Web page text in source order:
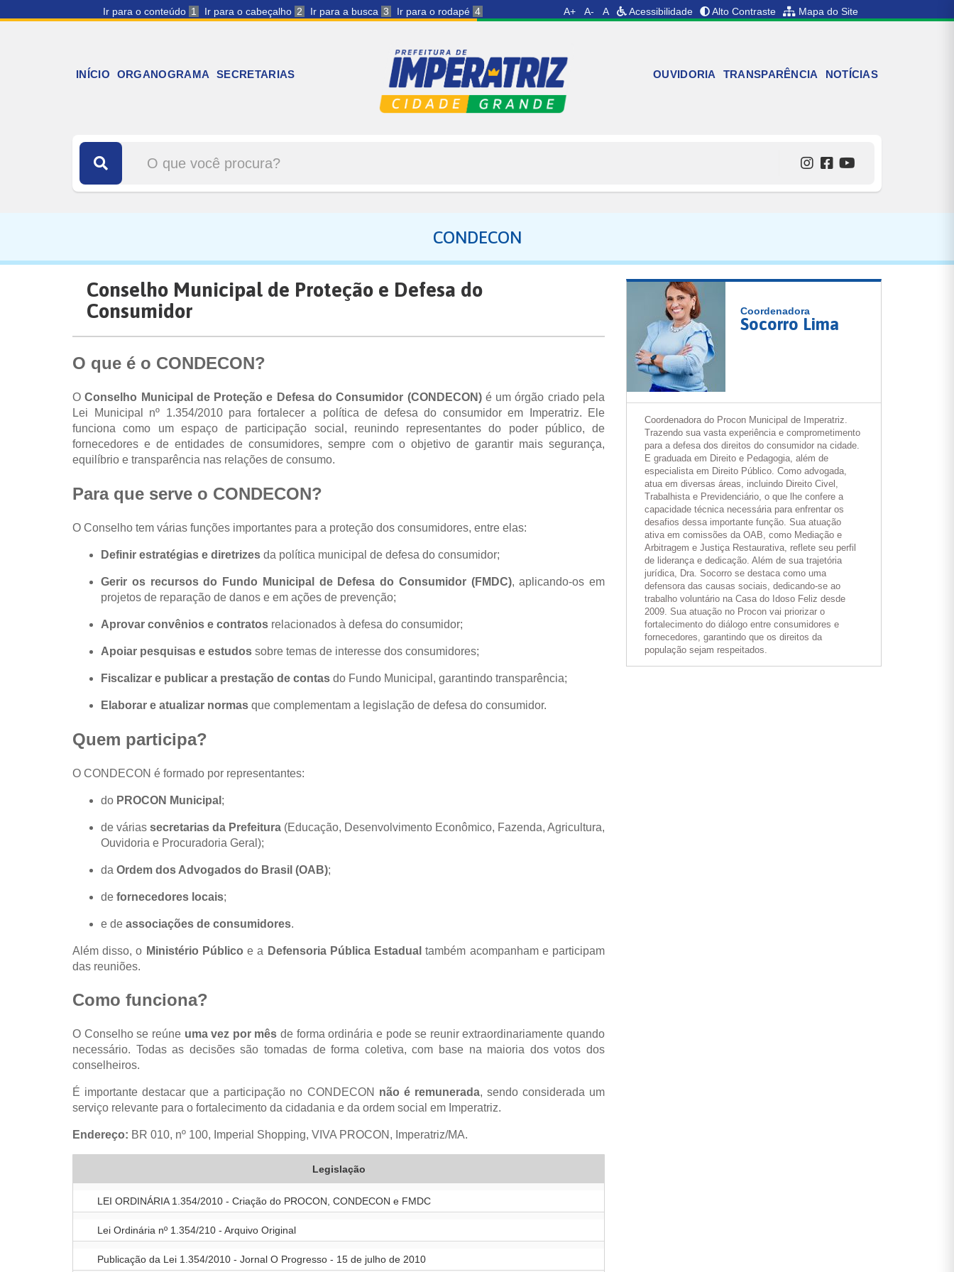
Ir para o conteúdo 1 Ir para o cabeçalho 2 Ir para a busca 3 Ir para o rodapé 4 A+ A- A Acessibilidade Alto Contraste Mapa do Site
INÍCIO ORGANOGRAMA SECRETARIAS OUVIDORIA TRANSPARÊNCIA NOTÍCIAS
CONDECON
Conselho Municipal de Proteção e Defesa do
Consumidor
O que é o CONDECON?
OConselho Municipal de Proteção e Defesa do Consumidor (CONDECON)é um órgão criado pela
Lei Municipal nº 1.354/2010 para fortalecer a política de defesa do consumidor em Imperatriz. Ele
funciona como um espaço de participação social, reunindo representantes do poder público, de
fornecedores e de entidades de consumidores, sempre com o objetivo de garantir mais segurança,
equilíbrio e transparência nas relações de consumo.
Para que serve o CONDECON?
O Conselho tem várias funções importantes para a proteção dos consumidores, entre elas:
Definir estratégias e diretrizes da política municipal de defesa do consumidor;
Gerir os recursos do Fundo Municipal de Defesa do Consumidor (FMDC), aplicando-os em
projetos de reparação de danos e em ações de prevenção;
Aprovar convênios e contratos relacionados à defesa do consumidor;
Apoiar pesquisas e estudos sobre temas de interesse dos consumidores;
Fiscalizar e publicar a prestação de contas do Fundo Municipal, garantindo transparência;
Elaborar e atualizar normas que complementam a legislação de defesa do consumidor.
Quem participa?
O CONDECON é formado por representantes:
do PROCON Municipal ;
de várias secretarias da Prefeitura (Educação, Desenvolvimento Econômico, Fazenda, Agricultura,
Ouvidoria e Procuradoria Geral);
da Ordem dos Advogados do Brasil (OAB);
de fornecedores locais;
e de associações de consumidores.
Além disso, o Ministério Público e a Defensoria Pública Estadual também acompanham e participam
das reuniões.
Como funciona?
O Conselho se reúne uma vez por mês de forma ordinária e pode se reunir extraordinariamente quando
necessário. Todas as decisões são tomadas de forma coletiva, com base na maioria dos votos dos
conselheiros.
É importante destacar que a participação no CONDECON não é remunerada, sendo considerada um
serviço relevante para o fortalecimento da cidadania e da ordem social em Imperatriz.
Endereço: BR 010, nº 100, Imperial Shopping, VIVA PROCON, Imperatriz/MA.
Legislação
LEI ORDINÁRIA 1.354/2010 - Criação do PROCON, CONDECON e FMDC
Lei Ordinária nº 1.354/210 - Arquivo Original
Publicação da Lei 1.354/2010 - Jornal O Progresso - 15 de julho de 2010
Coordenadora
Socorro Lima
Coordenadora do Procon Municipal de Imperatriz.
Trazendo sua vasta experiência e comprometimento
para a defesa dos direitos do consumidor na cidade.
E graduada em Direito e Pedagogia, além de
especialista em Direito Público. Como advogada,
atua em diversas áreas, incluindo Direito Civel,
Trabalhista e Previdenciário, o que lhe confere a
capacidade técnica necessária para enfrentar os
desafios dessa importante função. Sua atuação
ativa em comissões da OAB, como Mediação e
Arbitragem e Justiça Restaurativa, reflete seu perfil
de liderança e dedicação. Além de sua trajetória
jurídica, Dra. Socorro se destaca como uma
defensora das causas sociais, dedicando-se ao
trabalho voluntário na Casa do Idoso Feliz desde
2009. Sua atuação no Procon vai priorizar o
fortalecimento do diálogo entre consumidores e
fornecedores, garantindo que os direitos da
população sejam respeitados.